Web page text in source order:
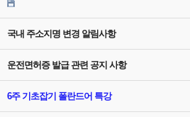
국내 주소지명 변경 알림사항
운전면허증 발급 관련 공지 사항
6주 기초잡기 폴란드어 특강